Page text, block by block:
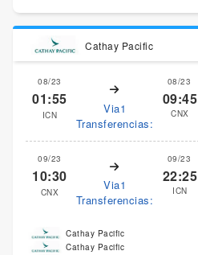
Cathay Pacific
08/23
01:55
ICN
Via1
Transferencias:
08/23
09:45
CNX
09/23
10:30
CNX
Via1
Transferencias:
09/23
22:25
ICN
Cathay Pacific
Cathay Pacific